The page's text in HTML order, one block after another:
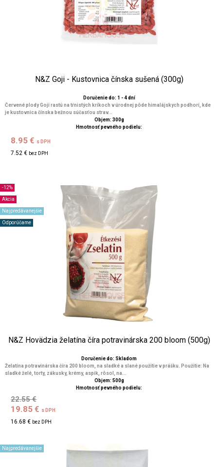
N&Z Goji - Kustovnica čínska sušená (300g)
Doručenie do: 1 - 4 dní
Červené plody Goji rastú na tŕnistých kríkoch v úrodnej pôde himalájskych podhorí, kde
je kustovnica čínska bežnou súčasťou strav...
Objem: 300g
Hmotnosť pevného podielu:
8.95 € s DPH
7.52 € bez DPH
-12%
Akcia
Najpredávanejšie
Odporúčame
N&Z Hovädzia želatína číra potravinárska 200 bloom (500g)
Doručenie do: Skladom
Želatína potravinárska číra 200 bloom, na sladké a slané použitie v prášku. Použitie: Na
sladké želé, torty, zákusky, krémy, aspik, rôsol, na...
Objem: 500g
Hmotnosť pevného podielu:
22.55 €
19.85 € s DPH
16.68 € bez DPH
Najpredávanejšie